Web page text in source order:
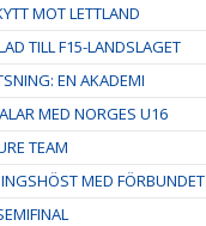
MOT LETTLAND
TILL F15-LANDSLAGET
EN AKADEMI
MED NORGES U16
TEAM
MED FÖRBUNDET